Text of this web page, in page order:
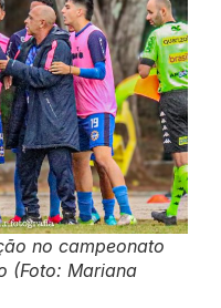
no campeonato
(Foto: Mariana